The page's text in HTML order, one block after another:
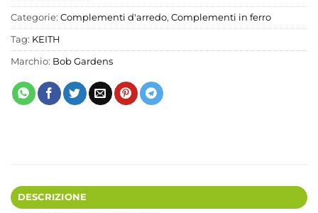
Categorie: Complementi d'arredo, Complementi in ferro
Tag: KEITH
Marchio: Bob Gardens
DESCRIZIONE